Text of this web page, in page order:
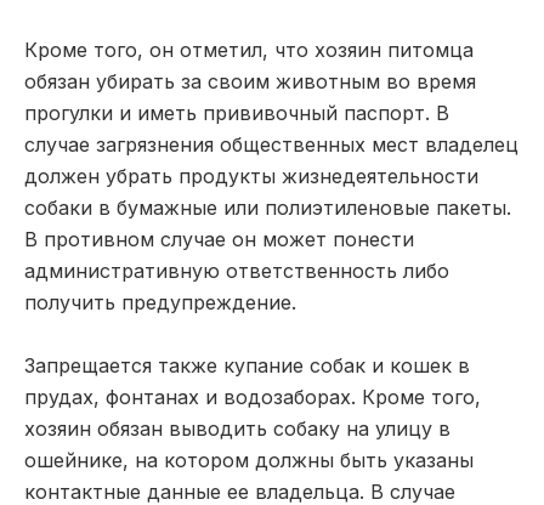
Кроме того, он отметил, что хозяин питомца
обязан убирать за своим животным во время
прогулки и иметь прививочный паспорт. В
случае загрязнения общественных мест владелец
должен убрать продукты жизнедеятельности
собаки в бумажные или полиэтиленовые пакеты.
В противном случае он может понести
административную ответственность либо
получить предупреждение.
Запрещается также купание собак и кошек в
прудах, фонтанах и водозаборах. Кроме того,
хозяин обязан выводить собаку на улицу в
ошейнике, на котором должны быть указаны
контактные данные ее владельца. В случае